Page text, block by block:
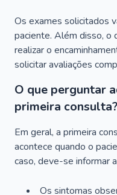
Os exames solicitados
paciente. Além disso,
realizar o
solicitar avaliações
O que perguntar
primeira consulta?
Em geral, a primeira
acontece quando o
caso, deve-se informar
Os sintomas